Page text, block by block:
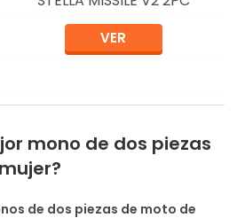
VER
mono de dos piezas
de dos piezas de moto de